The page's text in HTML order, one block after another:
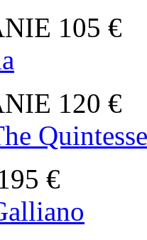
105 €
120 €
€